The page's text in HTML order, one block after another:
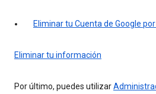
Eliminar tu Cuenta de Google
Eliminar tu información
Por último, puedes utilizar